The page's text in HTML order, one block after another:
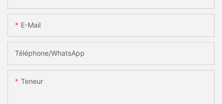
E-Mail
Téléphone/WhatsApp
Teneur